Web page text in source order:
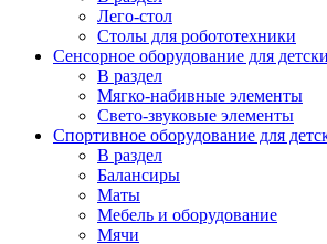
Лего-стол
Столы для робототехники
Сенсорное оборудование для
В раздел
Мягко-набивные элементы
Свето-звуковые элементы
Спортивное оборудование для
В раздел
Балансиры
Маты
Мебель и оборудование
Мячи